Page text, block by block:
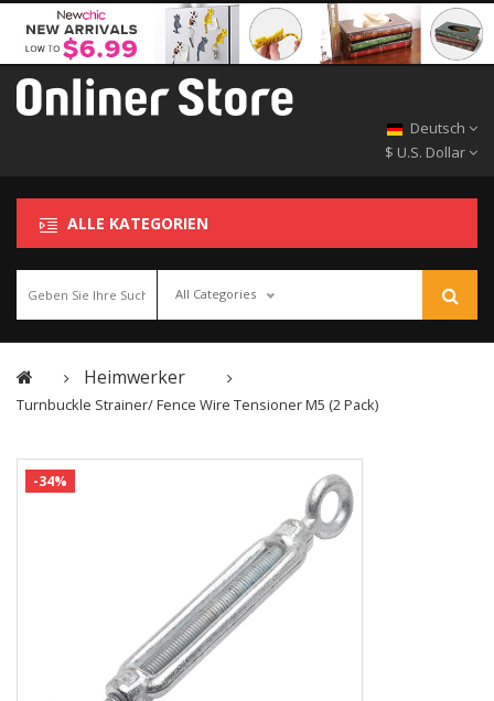
Deutsch
$ U.S. Dollar
ALLE KATEGORIEN
All Categories
Heimwerker
Turnbuckle Strainer/ Fence Wire Tensioner M5 (2 Pack)
-34%